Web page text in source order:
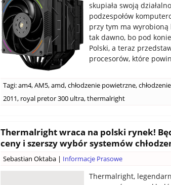
skupiała swoją
podzespołów
przy tym ma
tak dawno, bo pod
Polski, a teraz
procesorów, które
Tagi:am4,AM5,amd,chłodzenie powietrzne,
2011, royal pretor 300 ultra,thermalright
Thermalright wraca na polski rynek!
ceny i szerszy wybór systemów
Sebastian Oktaba | Informacje Prasowe
Thermalright,